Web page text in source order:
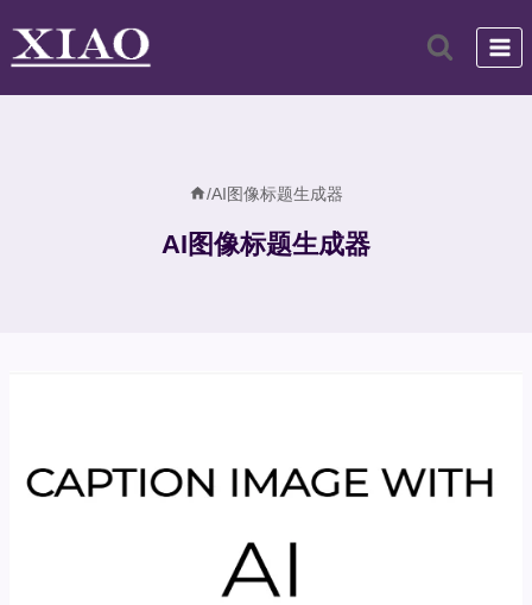
/AI图像标题生成器
AI图像标题生成器